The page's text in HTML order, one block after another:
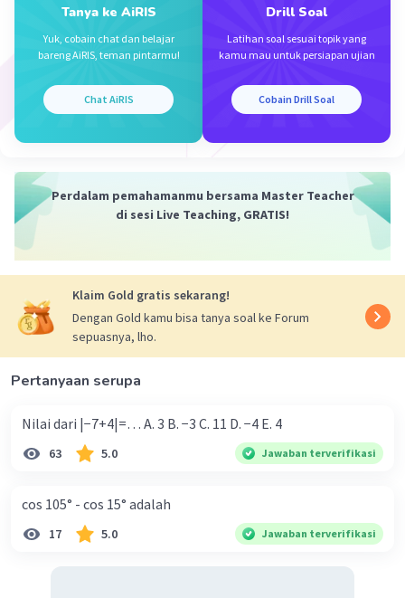
Maryam Q Level 52
Jawaban terverifikasi
Beri Rating·5.0(1) Balas
Tanya ke AiRIS
Yuk, cobain chat dan belajar
bareng AiRIS, teman pintarmu!
Chat AiRIS
Drill Soal
Latihan soal sesuai topik yang
kamu mau untuk persiapan ujian
Cobain Drill Soal
Perdalam pemahamanmu bersama Master Teacher
di sesi Live Teaching, GRATIS!
Klaim Gold gratis sekarang!
Dengan Gold kamu bisa tanya soal ke Forum
sepuasnya, lho.
Pertanyaan serupa
Nilai dari |−7+4|=… A. 3 B. −3 C. 11 D. −4 E. 4
63 5.0 Jawaban terverifikasi
cos 105° - cos 15° adalah
17 5.0 Jawaban terverifikasi